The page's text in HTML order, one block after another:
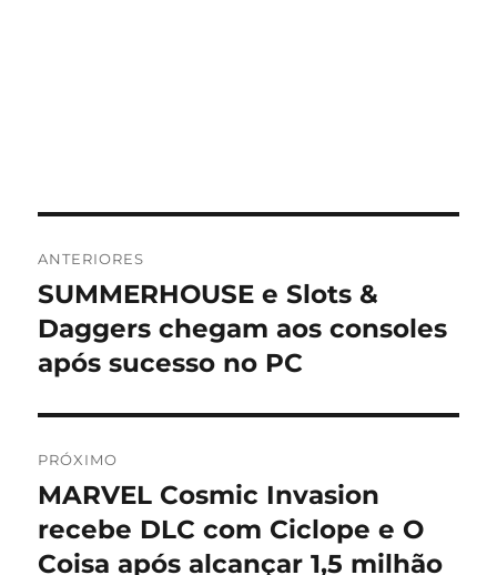
de
Post
ANTERIORES
Post
anterior:
SUMMERHOUSE e Slots &
Daggers chegam aos consoles
após sucesso no PC
PRÓXIMO
Próximo
post:
MARVEL Cosmic Invasion
recebe DLC com Ciclope e O
Coisa após alcançar 1,5 milhão